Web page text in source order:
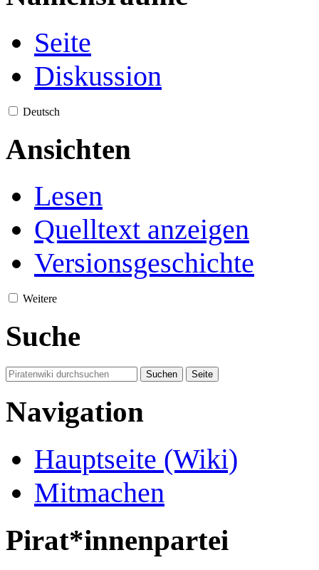
Seite
Diskussion
Deutsch
Ansichten
Lesen
Quelltext anzeigen
Versionsgeschichte
Weitere
Suche
Navigation
Hauptseite (Wiki)
Mitmachen
Pirat*innenpartei